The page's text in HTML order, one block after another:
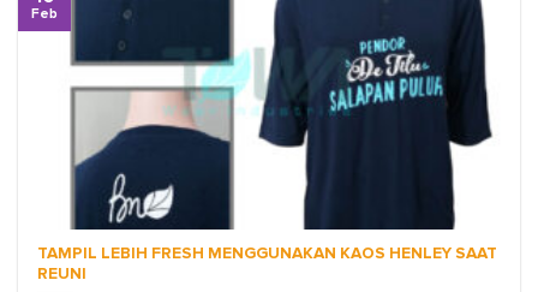
TAMPIL LEBIH FRESH MENGGUNAKAN KAOS HENLEY SAAT
REUNI
Feb